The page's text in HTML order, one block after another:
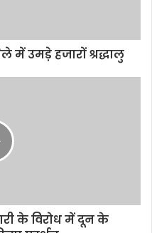
में उमड़े हजारों श्रद्धालु
के विरोध में दून के